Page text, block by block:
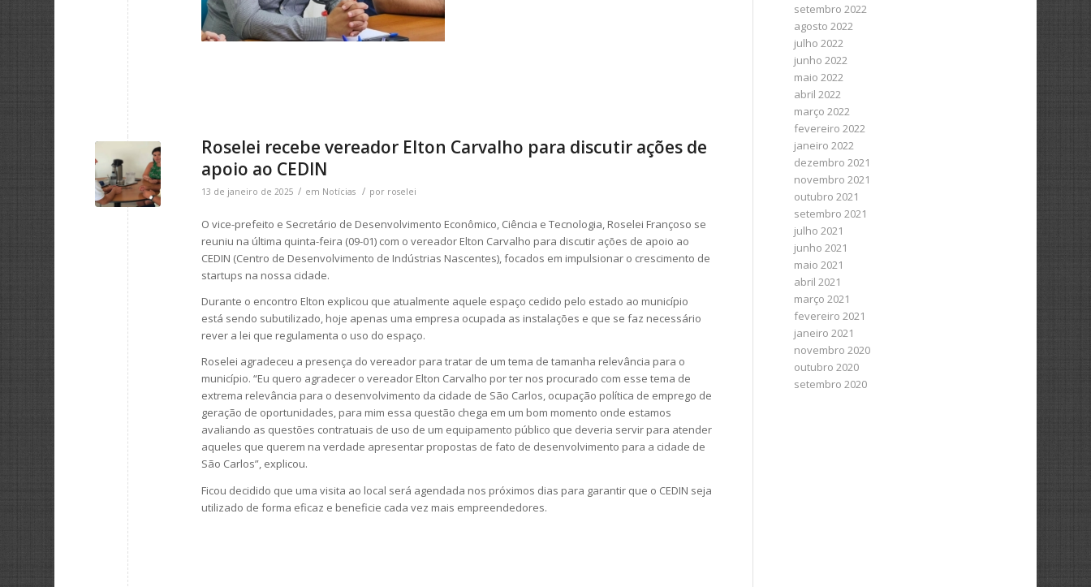
Roselei recebe vereador Elton Carvalho para discutir ações de
apoio ao CEDIN
13 de janeiro de 2025 / em Notícias / por roselei
O vice-prefeito e Secretário de Desenvolvimento Econômico, Ciência e Tecnologia, Roselei Françoso se
reuniu na última quinta-feira (09-01) com o vereador Elton Carvalho para discutir ações de apoio ao
CEDIN (Centro de Desenvolvimento de Indústrias Nascentes), focados em impulsionar o crescimento de
startups na nossa cidade.
Durante o encontro Elton explicou que atualmente aquele espaço cedido pelo estado ao município
está sendo subutilizado, hoje apenas uma empresa ocupada as instalações e que se faz necessário
rever a lei que regulamenta o uso do espaço.
Roselei agradeceu a presença do vereador para tratar de um tema de tamanha relevância para o
município. “Eu quero agradecer o vereador Elton Carvalho por ter nos procurado com esse tema de
extrema relevância para o desenvolvimento da cidade de São Carlos, ocupação política de emprego de
geração de oportunidades, para mim essa questão chega em um bom momento onde estamos
avaliando as questões contratuais de uso de um equipamento público que deveria servir para atender
aqueles que querem na verdade apresentar propostas de fato de desenvolvimento para a cidade de
São Carlos”, explicou.
Ficou decidido que uma visita ao local será agendada nos próximos dias para garantir que o CEDIN seja
utilizado de forma eficaz e beneficie cada vez mais empreendedores.
setembro 2022
agosto 2022
julho 2022
junho 2022
maio 2022
abril 2022
março 2022
fevereiro 2022
janeiro 2022
dezembro 2021
novembro 2021
outubro 2021
setembro 2021
julho 2021
junho 2021
maio 2021
abril 2021
março 2021
fevereiro 2021
janeiro 2021
novembro 2020
outubro 2020
setembro 2020